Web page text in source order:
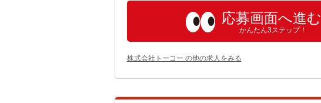
応募画面へ進む
かんたん3ステップ！
株式会社トーコー の他の求人をみる